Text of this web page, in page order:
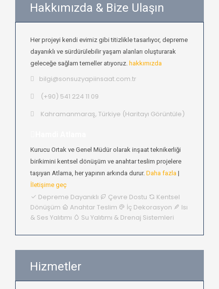
Hakkımızda & Bize Ulaşın
Her projeyi kendi evimiz gibi titizlikle tasarlıyor, depreme
dayanıklı ve sürdürülebilir yaşam alanları oluşturarak
geleceğe sağlam temeller atıyoruz. hakkımızda
bilgi@sonsuzyapiinsaat.com.tr
(+90) 541 224 11 09
Kahramanmaraş, Türkiye (Haritayı Görüntüle)
Kurucu Ortak ve Genel Müdür olarak inşaat teknikerliği
birikimini kentsel dönüşüm ve anahtar teslim projelere
taşıyan Atlama, her yapının arkında durur. Daha fazla |
İletişime geç
Depreme Dayanıklı Çevre Dostu
Kentsel
Dönüşüm
Anahtar Teslim İç Dekorasyon
Isı
& Ses Yalıtımı
Su Yalıtımı & Drenaj Sistemleri
Hizmetler